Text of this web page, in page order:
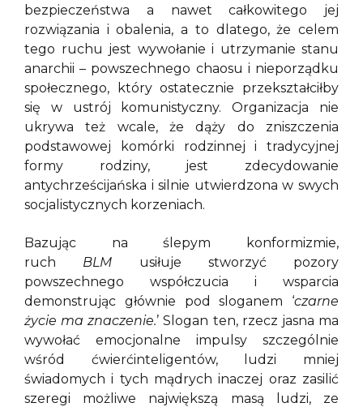
bezpieczeństwa a nawet całkowitego jej
rozwiązania i obalenia, a to dlatego, że celem
tego ruchu jest wywołanie i utrzymanie stanu
anarchii – powszechnego chaosu i nieporządku
społecznego, który ostatecznie przekształciłby
się w ustrój komunistyczny. Organizacja nie
ukrywa też wcale, że dąży do zniszczenia
podstawowej komórki rodzinnej i tradycyjnej
formy rodziny, jest zdecydowanie
antychrześcijańska i silnie utwierdzona w swych
socjalistycznych korzeniach.
Bazując na ślepym konformizmie,
ruch BLM usiłuje stworzyć pozory
powszechnego współczucia i wsparcia
demonstrując głównie pod sloganem ‘czarne
życie ma znaczenie.’ Slogan ten, rzecz jasna ma
wywołać emocjonalne impulsy szczególnie
wśród ćwierćinteligentów, ludzi mniej
świadomych i tych mądrych inaczej oraz zasilić
szeregi możliwe największą masą ludzi, ze